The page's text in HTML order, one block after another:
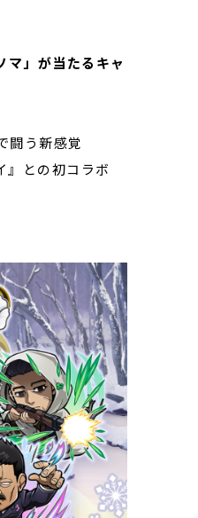
」が当たるキャ
闘う新感覚
』との初コラボ